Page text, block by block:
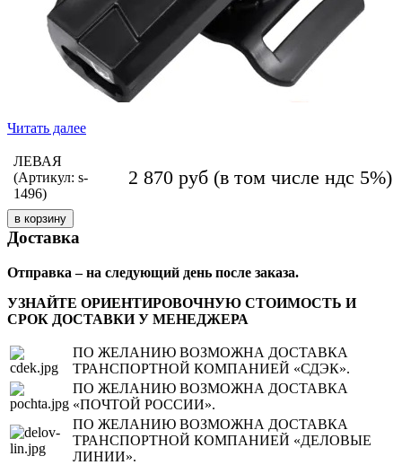
Читать далее
ЛЕВАЯ
(Артикул: s-
1496)
2 870 руб (в том числе ндс 5%)
Доставка
Отправка – на следующий день после заказа.
УЗНАЙТЕ ОРИЕНТИРОВОЧНУЮ СТОИМОСТЬ И
СРОК ДОСТАВКИ У МЕНЕДЖЕРА
ПО ЖЕЛАНИЮ ВОЗМОЖНА ДОСТАВКА
ТРАНСПОРТНОЙ КОМПАНИЕЙ «СДЭК».
ПО ЖЕЛАНИЮ ВОЗМОЖНА ДОСТАВКА
«ПОЧТОЙ РОССИИ».
ПО ЖЕЛАНИЮ ВОЗМОЖНА ДОСТАВКА
ТРАНСПОРТНОЙ КОМПАНИЕЙ «ДЕЛОВЫЕ
ЛИНИИ».